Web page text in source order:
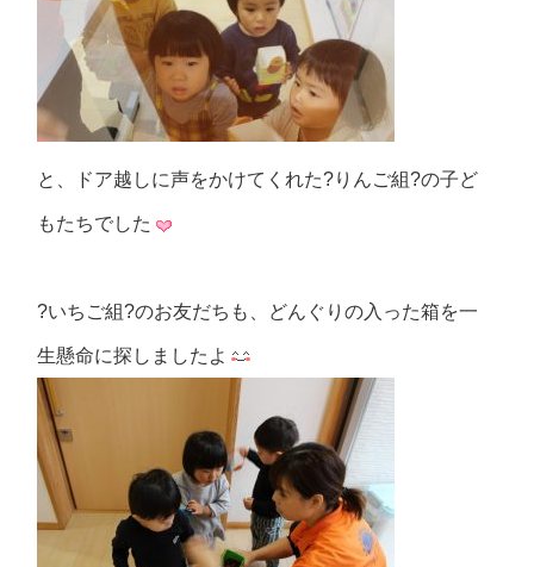
と、ドア越しに声をかけてくれた?りんご組?の子ど
もたちでした
?いちご組?のお友だちも、どんぐりの入った箱を一
生懸命に探しましたよ